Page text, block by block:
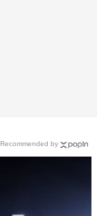
Recommended by